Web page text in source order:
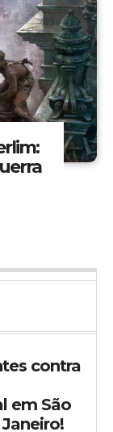
contra
em São